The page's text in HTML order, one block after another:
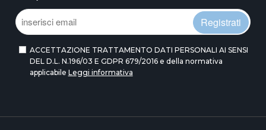
Registrati
ACCETTAZIONE TRATTAMENTO DATI PERSONALI AI SENSI
DEL D.L. N.196/03 E GDPR 679/2016 e della normativa
applicabile Leggi informativa